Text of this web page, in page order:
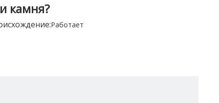
камня?
Работает